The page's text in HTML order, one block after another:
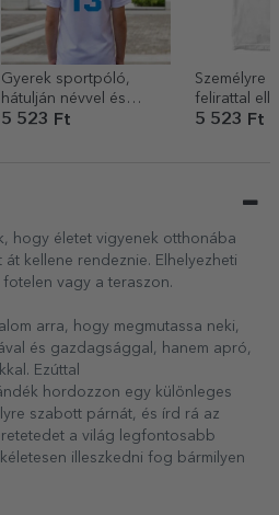
Gyerek sportpóló,
hátulján névvel és
számmal személyre
5 523 Ft
Személyre
felirattal
póló – A
5 523 Ft
hogy életet vigyenek otthonába
kellene rendeznie. Elhelyezheti
vagy a teraszon.
arra, hogy megmutassa neki,
és gazdagsággal, hanem apró,
Ezúttal
hordozzon egy különleges
szabott párnát, és írd rá az
a világ legfontosabb
illeszkedni fog bármilyen